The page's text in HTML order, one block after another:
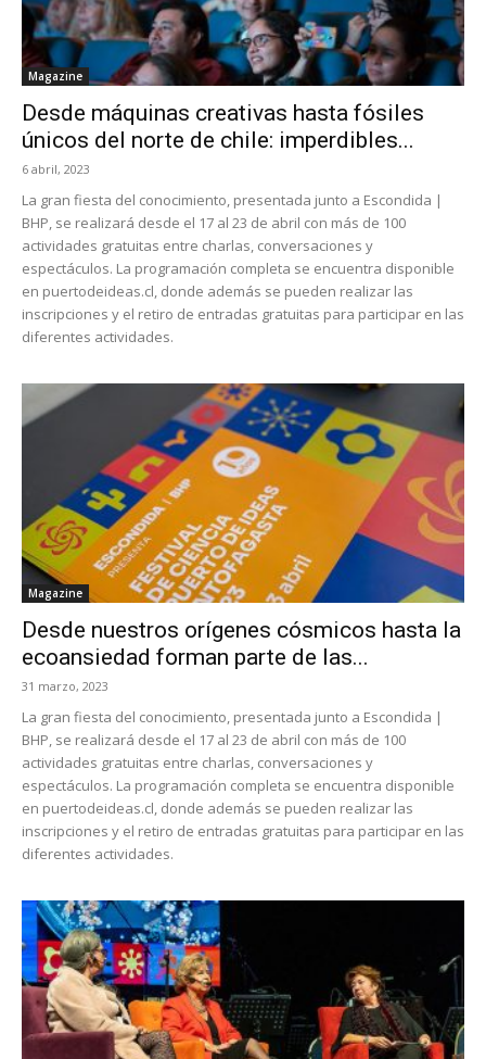
Magazine
Desde máquinas creativas hasta fósiles
únicos del norte de chile: imperdibles...
6 abril, 2023
La gran fiesta del conocimiento, presentada junto a Escondida |
BHP, se realizará desde el 17 al 23 de abril con más de 100
actividades gratuitas entre charlas, conversaciones y
espectáculos. La programación completa se encuentra disponible
en puertodeideas.cl, donde además se pueden realizar las
inscripciones y el retiro de entradas gratuitas para participar en las
diferentes actividades.
Magazine
Desde nuestros orígenes cósmicos hasta la
ecoansiedad forman parte de las...
31 marzo, 2023
La gran fiesta del conocimiento, presentada junto a Escondida |
BHP, se realizará desde el 17 al 23 de abril con más de 100
actividades gratuitas entre charlas, conversaciones y
espectáculos. La programación completa se encuentra disponible
en puertodeideas.cl, donde además se pueden realizar las
inscripciones y el retiro de entradas gratuitas para participar en las
diferentes actividades.